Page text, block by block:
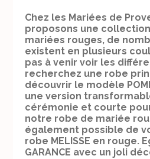
Chez les Mariées de
proposons une
mariées rouges, de
existent en plusieurs
pas à venir voir les
recherchez une robe
découvrir le modèle
une version
cérémonie et courte
notre robe de mariée
également possible de
robe MELISSE en rouge.
GARANCE avec un joli